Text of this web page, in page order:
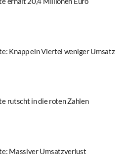
Knapp ein Viertel weniger Umsatz
rutscht in die roten Zahlen
Massiver Umsatzverlust